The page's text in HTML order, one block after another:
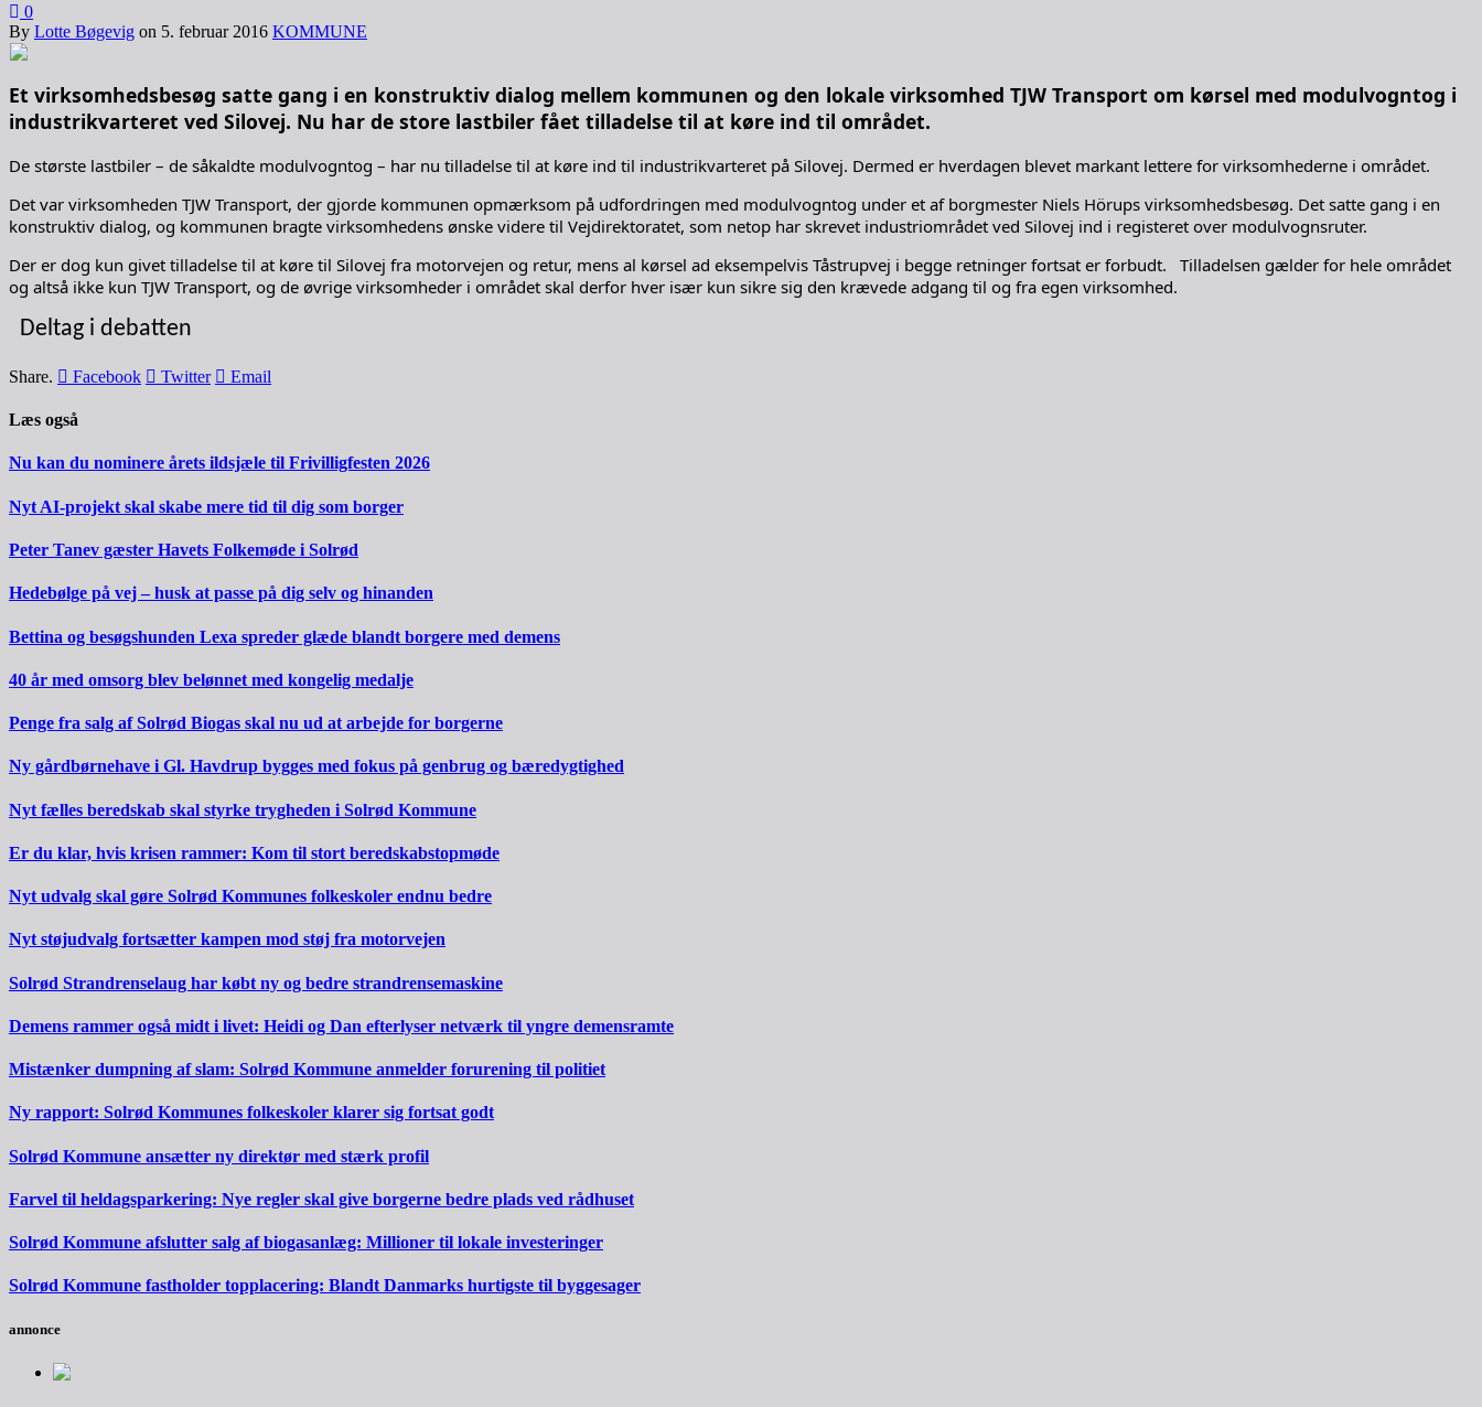
0
By Lotte Bøgevig on 5. februar 2016 KOMMUNE
Et virksomhedsbesøg satte gang i en konstruktiv dialog mellem kommunen og den lokale virksomhed TJW Transport om kørsel med modulvogntog i
industrikvarteret ved Silovej. Nu har de store lastbiler fået tilladelse til at køre ind til området.
De største lastbiler – de såkaldte modulvogntog – har nu tilladelse til at køre ind til industrikvarteret på Silovej. Dermed er hverdagen blevet markant lettere for virksomhederne i området.
Det var virksomheden TJW Transport, der gjorde kommunen opmærksom på udfordringen med modulvogntog under et af borgmester Niels Hörups virksomhedsbesøg. Det satte gang i en
konstruktiv dialog, og kommunen bragte virksomhedens ønske videre til Vejdirektoratet, som netop har skrevet industriområdet ved Silovej ind i registeret over modulvognsruter.
Der er dog kun givet tilladelse til at køre til Silovej fra motorvejen og retur, mens al kørsel ad eksempelvis Tåstrupvej i begge retninger fortsat er forbudt. Tilladelsen gælder for hele området
og altså ikke kun TJW Transport, og de øvrige virksomheder i området skal derfor hver især kun sikre sig den krævede adgang til og fra egen virksomhed.
Deltag i debatten
Share. Facebook Twitter Email
Læs også
Nu kan du nominere årets ildsjæle til Frivilligfesten 2026
Nyt AI-projekt skal skabe mere tid til dig som borger
Peter Tanev gæster Havets Folkemøde i Solrød
Hedebølge på vej – husk at passe på dig selv og hinanden
Bettina og besøgshunden Lexa spreder glæde blandt borgere med demens
40 år med omsorg blev belønnet med kongelig medalje
Penge fra salg af Solrød Biogas skal nu ud at arbejde for borgerne
Ny gårdbørnehave i Gl. Havdrup bygges med fokus på genbrug og bæredygtighed
Nyt fælles beredskab skal styrke trygheden i Solrød Kommune
Er du klar, hvis krisen rammer: Kom til stort beredskabstopmøde
Nyt udvalg skal gøre Solrød Kommunes folkeskoler endnu bedre
Nyt støjudvalg fortsætter kampen mod støj fra motorvejen
Solrød Strandrenselaug har købt ny og bedre strandrensemaskine
Demens rammer også midt i livet: Heidi og Dan efterlyser netværk til yngre demensramte
Mistænker dumpning af slam: Solrød Kommune anmelder forurening til politiet
Ny rapport: Solrød Kommunes folkeskoler klarer sig fortsat godt
Solrød Kommune ansætter ny direktør med stærk profil
Farvel til heldagsparkering: Nye regler skal give borgerne bedre plads ved rådhuset
Solrød Kommune afslutter salg af biogasanlæg: Millioner til lokale investeringer
Solrød Kommune fastholder topplacering: Blandt Danmarks hurtigste til byggesager
annonce